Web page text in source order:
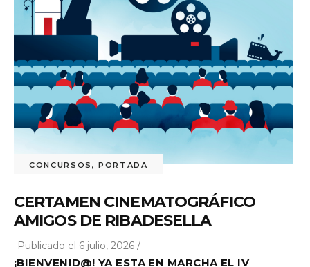
CONCURSOS ,PORTADA
CERTAMEN CINEMATOGRÁFICO
AMIGOS DE RIBADESELLA
Publicado el 6 julio, 2026 /
¡BIENVENID@! YA ESTA EN MARCHA EL IV